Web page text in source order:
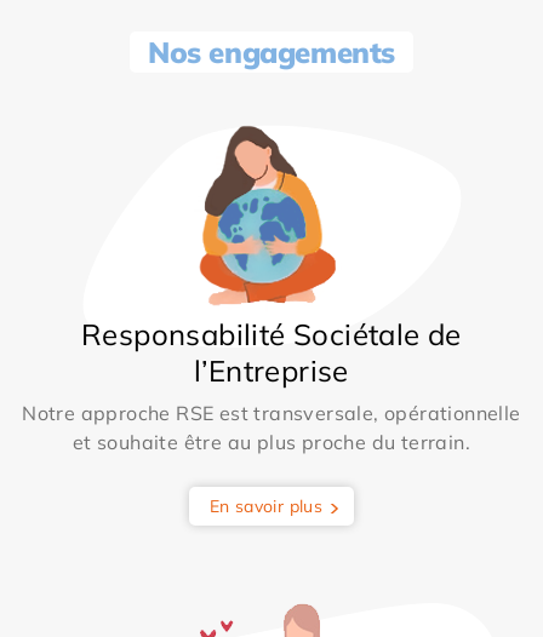
Nos engagements
Responsabilité Sociétale de
l’Entreprise
Notre approche RSE est transversale, opérationnelle
et souhaite être au plus proche du terrain.
En savoir plus